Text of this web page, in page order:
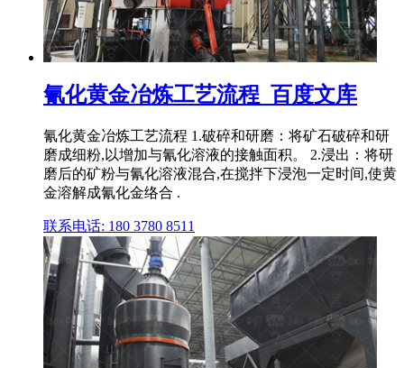
氰化黄金冶炼工艺流程_百度文库
氰化黄金冶炼工艺流程 1.破碎和研磨：将矿石破碎和研
磨成细粉,以增加与氰化溶液的接触面积。 2.浸出：将研
磨后的矿粉与氰化溶液混合,在搅拌下浸泡一定时间,使黄
金溶解成氰化金络合 .
联系电话: 180 3780 8511